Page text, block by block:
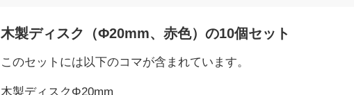
木製ディスク（Φ20mm、赤色）の10個セット
このセットには以下のコマが含まれています。
木製ディスクΦ20mm